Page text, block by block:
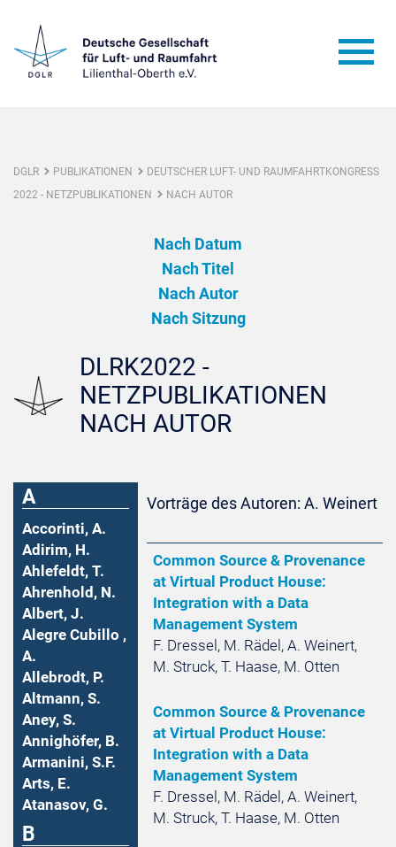
DGLR PUBLIKATIONEN
DEUTSCHER LUFT- UND RAUMFAHRTKONGRESS
2022 - NETZPUBLIKATIONEN
NACH AUTOR
Nach Datum
Nach Titel
Nach Autor
Nach Sitzung
DLRK2022 -
NETZPUBLIKATIONEN
NACH AUTOR
A
Accorinti, A.
Adirim, H.
Ahlefeldt, T.
Ahrenhold, N.
Albert, J.
Alegre Cubillo ,
A.
Allebrodt, P.
Altmann, S.
Aney, S.
Annighöfer, B.
Armanini, S.F.
Arts, E.
Atanasov, G.
B
Vorträge des Autoren: A. Weinert
Common Source & Provenance
at Virtual Product House:
Integration with a Data
Management System
F. Dressel, M. Rädel, A. Weinert,
M. Struck, T. Haase, M. Otten
Common Source & Provenance
at Virtual Product House:
Integration with a Data
Management System
F. Dressel, M. Rädel, A. Weinert,
M. Struck, T. Haase, M. Otten